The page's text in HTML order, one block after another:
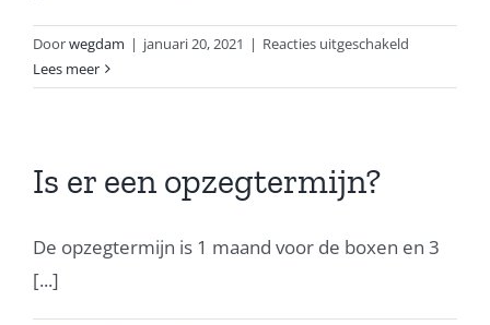
Doorwegdam | januari 20, 2021 | Reacties uitgeschakeld
het
Lees meer
Is er een opzegtermijn?
De opzegtermijn is 1 maand voor de boxen en 3
[...]